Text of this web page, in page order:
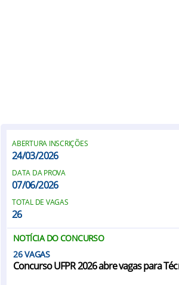
ABERTURA INSCRIÇÕES
24/03/2026
DATA DA PROVA
07/06/2026
TOTAL DE VAGAS
26
NOTÍCIA DO CONCURSO
26
Concurso UFPR 2026 abre vagas para